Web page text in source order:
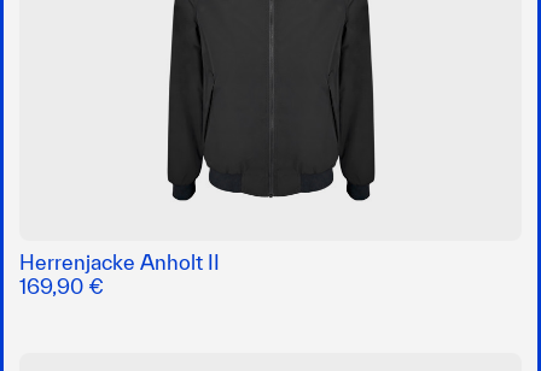
Herrenjacke Anholt II
169,90 €